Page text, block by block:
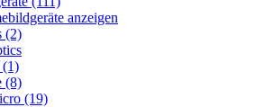
anzeigen
(2)
(8)
(19)